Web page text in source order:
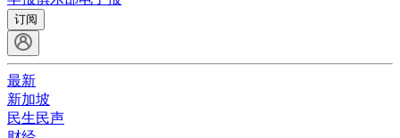
订阅
最新
新加坡
民生民声